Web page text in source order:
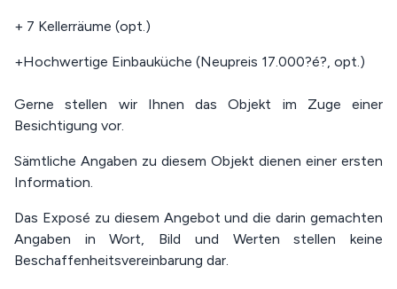
+ 7 Kellerräume (opt.)
+Hochwertige Einbauküche (Neupreis 17.000?é?, opt.)
Gerne stellen wir Ihnen das Objekt im Zuge einer
Besichtigung vor.
Sämtliche Angaben zu diesem Objekt dienen einer ersten
Information.
Das Exposé zu diesem Angebot und die darin gemachten
Angaben in Wort, Bild und Werten stellen keine
Beschaffenheitsvereinbarung dar.